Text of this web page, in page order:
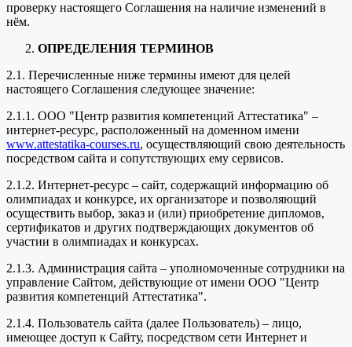
проверку настоящего Соглашения на наличие изменений в
нём.
ОПРЕДЕЛЕНИЯ ТЕРМИНОВ
2.1. Перечисленные ниже термины имеют для целей
настоящего Соглашения следующее значение:
2.1.1. ООО "Центр развития компетенций Аттестатика" –
интернет-ресурс, расположенный на доменном имени
www.attestatika-courses.ru, осуществляющий свою деятельность
посредством сайта и сопутствующих ему сервисов.
2.1.2. Интернет-ресурс – сайт, содержащий информацию об
олимпиадах и конкурсе, их организаторе и позволяющий
осуществить выбор, заказ и (или) приобретение дипломов,
сертификатов и других подтверждающих документов об
участии в олимпиадах и конкурсах.
2.1.3. Администрация сайта – уполномоченные сотрудники на
управление Сайтом, действующие от имени ООО "Центр
развития компетенций Аттестатика".
2.1.4. Пользователь сайта (далее Пользователь) – лицо,
имеющее доступ к Сайту, посредством сети Интернет и